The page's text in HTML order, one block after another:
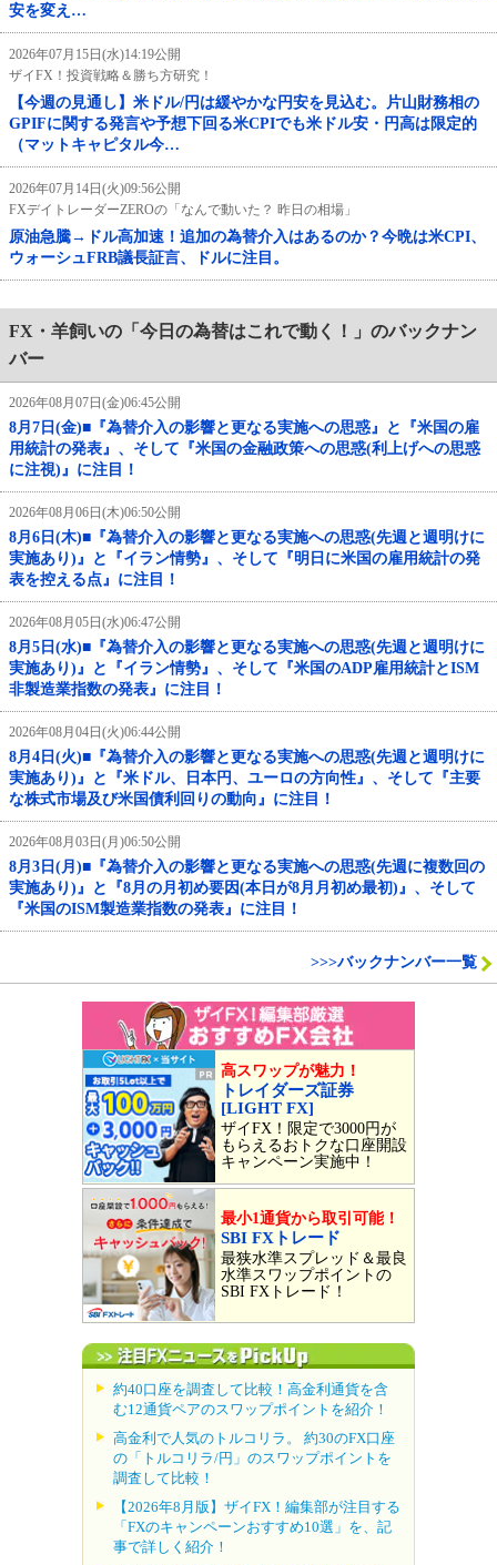
安を変え…
2026年07月15日(水)14:19公開
ザイFX！投資戦略＆勝ち方研究！
【今週の見通し】米ドル/円は緩やかな円安を見込む。片山財務相の
GPIFに関する発言や予想下回る米CPIでも米ドル安・円高は限定的
（マットキャピタル今…
2026年07月14日(火)09:56公開
FXデイトレーダーZEROの「なんで動いた？ 昨日の相場」
原油急騰→ドル高加速！追加の為替介入はあるのか？今晩は米CPI、
ウォーシュFRB議長証言、ドルに注目。
FX・羊飼いの「今日の為替はこれで動く！」のバックナン
バー
2026年08月07日(金)06:45公開
8月7日(金)■『為替介入の影響と更なる実施への思惑』と『米国の雇
用統計の発表』、そして『米国の金融政策への思惑(利上げへの思惑
に注視)』に注目！
2026年08月06日(木)06:50公開
8月6日(木)■『為替介入の影響と更なる実施への思惑(先週と週明けに
実施あり)』と『イラン情勢』、そして『明日に米国の雇用統計の発
表を控える点』に注目！
2026年08月05日(水)06:47公開
8月5日(水)■『為替介入の影響と更なる実施への思惑(先週と週明けに
実施あり)』と『イラン情勢』、そして『米国のADP雇用統計とISM
非製造業指数の発表』に注目！
2026年08月04日(火)06:44公開
8月4日(火)■『為替介入の影響と更なる実施への思惑(先週と週明けに
実施あり)』と『米ドル、日本円、ユーロの方向性』、そして『主要
な株式市場及び米国債利回りの動向』に注目！
2026年08月03日(月)06:50公開
8月3日(月)■『為替介入の影響と更なる実施への思惑(先週に複数回の
実施あり)』と『8月の月初め要因(本日が8月月初め最初)』、そして
『米国のISM製造業指数の発表』に注目！
>>>バックナンバー一覧
高スワップが魅力！
トレイダーズ証券
[LIGHT FX]
ザイFX！限定で3000円が
もらえるおトクな口座開設
キャンペーン実施中！
最小1通貨から取引可能！
SBI FXトレード
最狭水準スプレッド＆最良
水準スワップポイントの
SBI FXトレード！
約40口座を調査して比較！高金利通貨を含
む12通貨ペアのスワップポイントを紹介！
高金利で人気のトルコリラ。 約30のFX口座
の「トルコリラ/円」のスワップポイントを
調査して比較！
【2026年8月版】ザイFX！編集部が注目する
「FXのキャンペーンおすすめ10選」を、記
事で詳しく紹介！